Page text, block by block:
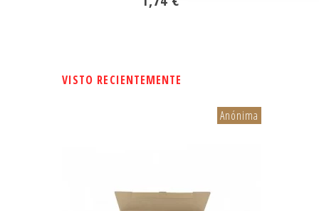
VISTO RECIENTEMENTE
Anónima